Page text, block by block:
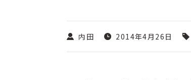
内田 2014年4月26日